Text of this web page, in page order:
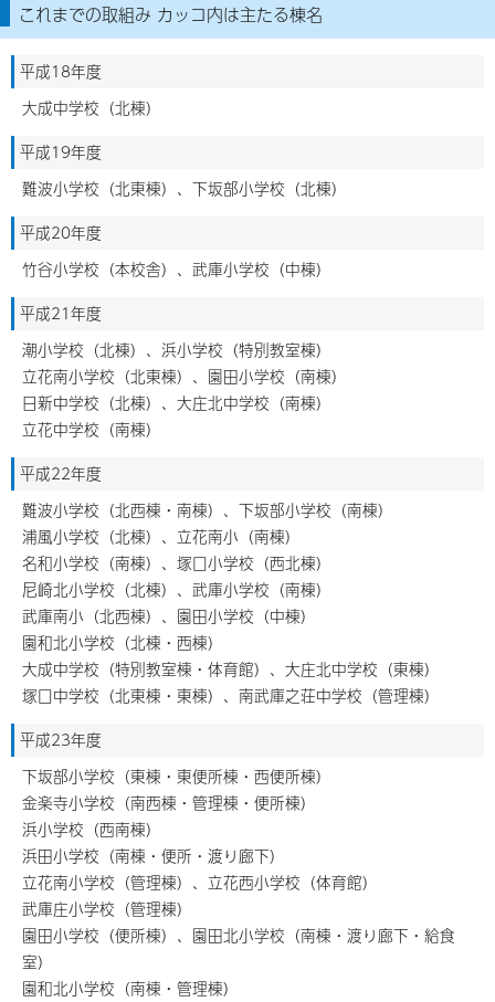
これまでの取組み カッコ内は主たる棟名
平成18年度
大成中学校（北棟）
平成19年度
難波小学校（北東棟）、下坂部小学校（北棟）
平成20年度
竹谷小学校（本校舎）、武庫小学校（中棟）
平成21年度
潮小学校（北棟）、浜小学校（特別教室棟）
立花南小学校（北東棟）、園田小学校（南棟）
日新中学校（北棟）、大庄北中学校（南棟）
立花中学校（南棟）
平成22年度
難波小学校（北西棟・南棟）、下坂部小学校（南棟）
浦風小学校（北棟）、立花南小（南棟）
名和小学校（南棟）、塚口小学校（西北棟）
尼崎北小学校（北棟）、武庫小学校（南棟）
武庫南小（北西棟）、園田小学校（中棟）
園和北小学校（北棟・西棟）
大成中学校（特別教室棟・体育館）、大庄北中学校（東棟）
塚口中学校（北東棟・東棟）、南武庫之荘中学校（管理棟）
平成23年度
下坂部小学校（東棟・東便所棟・西便所棟）
金楽寺小学校（南西棟・管理棟・便所棟）
浜小学校（西南棟）
浜田小学校（南棟・便所・渡り廊下）
立花南小学校（管理棟）、立花西小学校（体育館）
武庫庄小学校（管理棟）
園田小学校（便所棟）、園田北小学校（南棟・渡り廊下・給食
室）
園和北小学校（南棟・管理棟）